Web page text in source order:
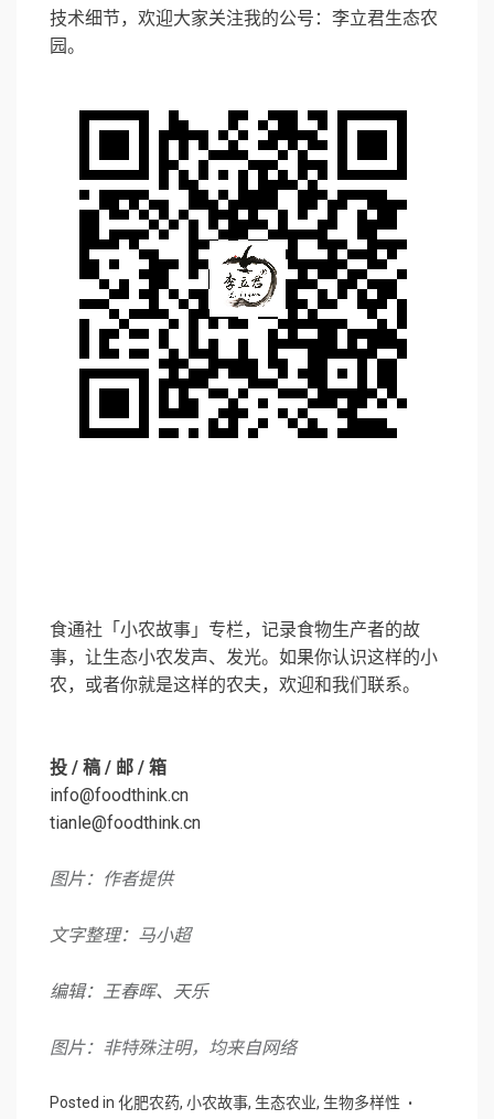
技术细节，欢迎大家关注我的公号：李立君生态农
园。
食通社「小农故事」专栏，记录食物生产者的故
事，让生态小农发声、发光。如果你认识这样的小
农，或者你就是这样的农夫，欢迎和我们联系。
投 / 稿 / 邮 / 箱
info@foodthink.cn
tianle@foodthink.cn
图片：作者提供
文字整理：马小超
编辑：王春晖、天乐
图片：非特殊注明，均来自网络
Posted in 化肥农药, 小农故事, 生态农业, 生物多样性